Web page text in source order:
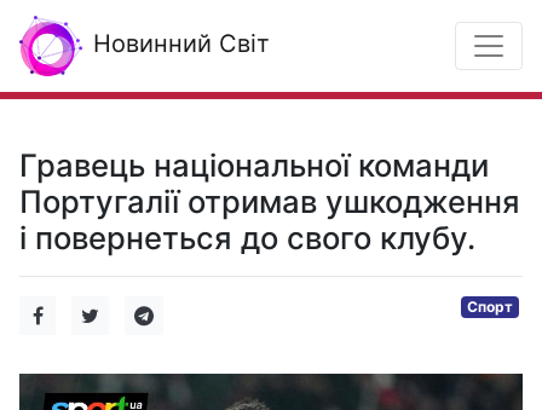
Новинний Світ
Гравець національної команди
Португалії отримав ушкодження
і повернеться до свого клубу.
Спорт